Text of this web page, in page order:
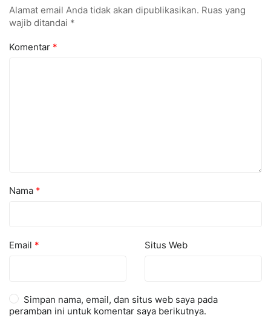
Alamat email Anda tidak akan dipublikasikan. Ruas yang
wajib ditandai *
Komentar *
Nama *
Email * Situs Web
Simpan nama, email, dan situs web saya pada
peramban ini untuk komentar saya berikutnya.